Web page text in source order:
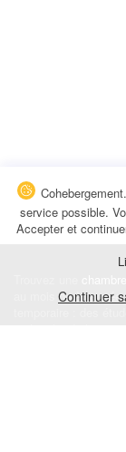
au mois ou à
temporaire : des
service possible.
Accepter et
Continuer